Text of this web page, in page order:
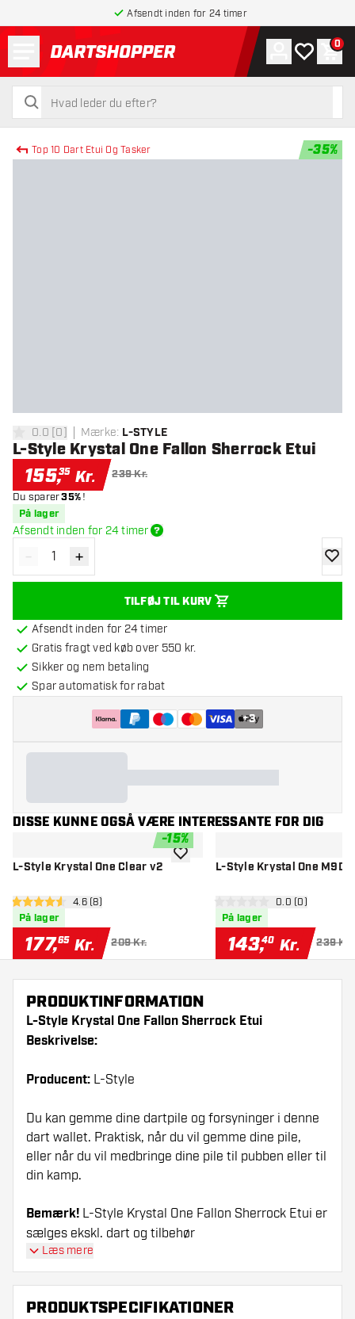
Afsendt inden for 24 timer
tilbage til forsiden
søg
søg
Konto
Min 0
Top 10 Dart Etui Og Tasker -35%
0 bedømmelsesstjerner
0.0 [0] Mærke: L-STYLE
L-Style Krystal One Fallon Sherrock Etui
155,35 Kr. 239 Kr.
Du sparer35%!
På lager
Afsendt inden for 24 timer
Reducér antal
- Øg antal
+
TILFØJ TIL KURV
Afsendt inden for 24 timer
Gratis fragt ved køb over 550 kr.
Sikker og nem betaling
Spar automatisk for rabat
+3
DISSE KUNNE OGSÅ VÆRE INTERESSANTE FOR DIG
-15%
L-Style Krystal One Clear v2
åbn anmeldelsespanel
4.6 bedømmelsesstjerner
4.6 (8)
På lager
177,65 Kr. 209 Kr.
tilføje til ønskeliste
L-Style Krystal One M9D
åbn
0 bedømmelsesstjerner
0.0 (0)
På lager
143,40 Kr. 239 Kr.
PRODUKTINFORMATION
L-Style Krystal One Fallon Sherrock Etui
Beskrivelse:
Producent: L-Style
Du kan gemme dine dartpile og forsyninger i denne
dart wallet. Praktisk, når du vil gemme dine pile,
eller når du vil medbringe dine pile til pubben eller til
din kamp.
Bemærk! L-Style Krystal One Fallon Sherrock Etui er
sælges ekskl. dart og tilbehør
Læs mere
PRODUKTSPECIFIKATIONER